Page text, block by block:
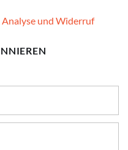
und Widerruf